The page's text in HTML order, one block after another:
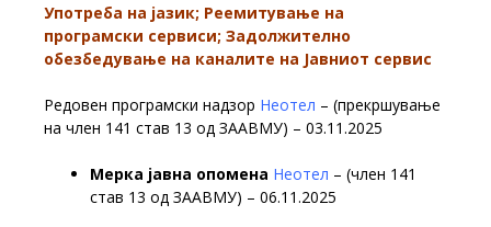
Употреба на јазик; Реемитување на
програмски сервиси; Задолжително
обезбедување на каналите на Јавниот сервис
Редовен програмски надзор Неотел – (прекршување
на член 141 став 13 од ЗААВМУ) – 03.11.2025
Мерка јавна опомена Неотел – (член 141
став 13 од ЗААВМУ) – 06.11.2025